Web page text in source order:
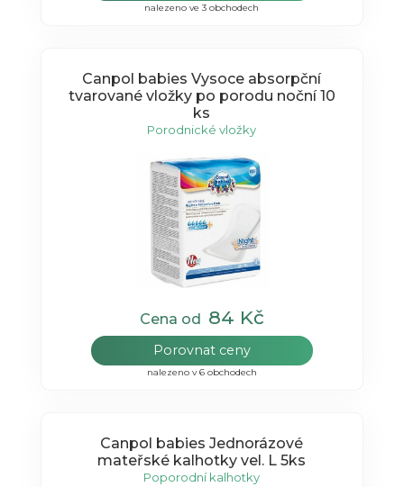
nalezeno ve 3 obchodech
Canpol babies Vysoce absorpční
tvarované vložky po porodu noční 10
ks
Porodnické vložky
Cena od 84 Kč
Porovnat ceny
nalezeno v 6 obchodech
Canpol babies Jednorázové
mateřské kalhotky vel. L 5ks
Poporodní kalhotky